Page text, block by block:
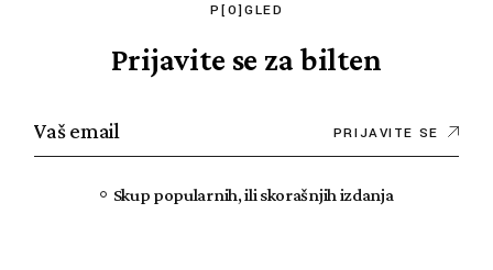
P[O]GLED
Prijavite se za bilten
PRIJAVITE SE
Skup popularnih, ili skorašnjih izdanja